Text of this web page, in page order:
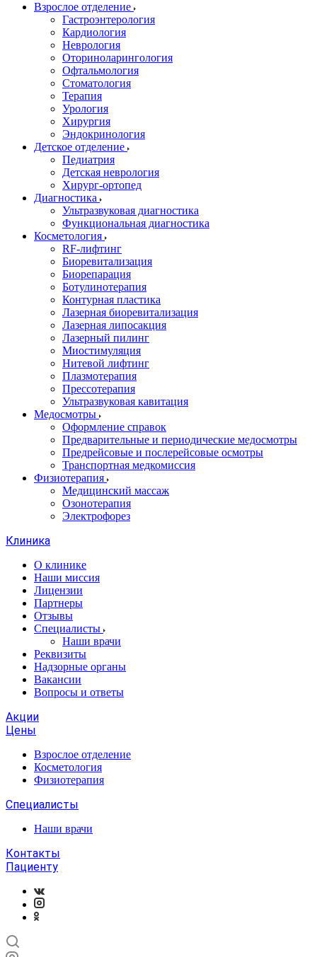
Взрослое отделение
Гастроэнтерология
Кардиология
Неврология
Оториноларингология
Офтальмология
Стоматология
Терапия
Урология
Хирургия
Эндокринология
Детское отделение
Педиатрия
Детская неврология
Хирург-ортопед
Диагностика
Ультразвуковая диагностика
Функциональная диагностика
Косметология
RF-лифтинг
Биоревитализация
Биорепарация
Ботулинотерапия
Контурная пластика
Лазерная биоревитализация
Лазерная липосакция
Лазерный пилинг
Миостимуляция
Нитевой лифтинг
Плазмотерапия
Прессотерапия
Ультразвуковая кавитация
Медосмотры
Оформление справок
Предварительные и периодические медосмотры
Предрейсовые и послерейсовые осмотры
Транспортная медкомиссия
Физиотерапия
Медицинский массаж
Озонотерапия
Электрофорез
Клиника
О клинике
Наши миссия
Лицензии
Партнеры
Отзывы
Специалисты
Наши врачи
Реквизиты
Надзорные органы
Вакансии
Вопросы и ответы
Акции
Цены
Взрослое отделение
Косметология
Физиотерапия
Специалисты
Наши врачи
Контакты
Пациенту